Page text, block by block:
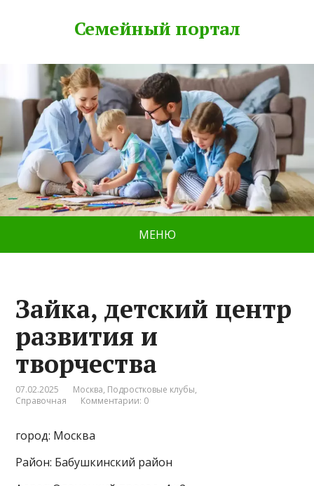
Семейный портал
МЕНЮ
Зайка, детский центр
развития и
творчества
07.02.2025 Москва, Подростковые клубы,
Справочная
Комментарии: 0
город: Москва
Район: Бабушкинский район